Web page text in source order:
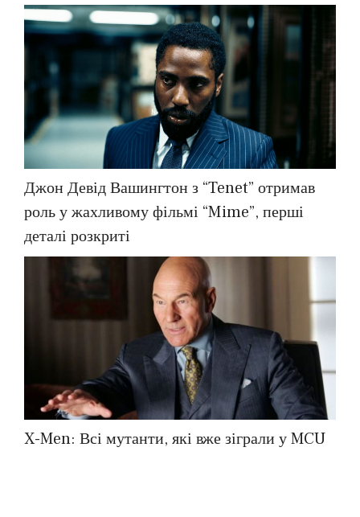
Джон Девід Вашингтон з “Tenet” отримав
роль у жахливому фільмі “Mime”, перші
деталі розкриті
X-Men: Всі мутанти, які вже зіграли у MCU